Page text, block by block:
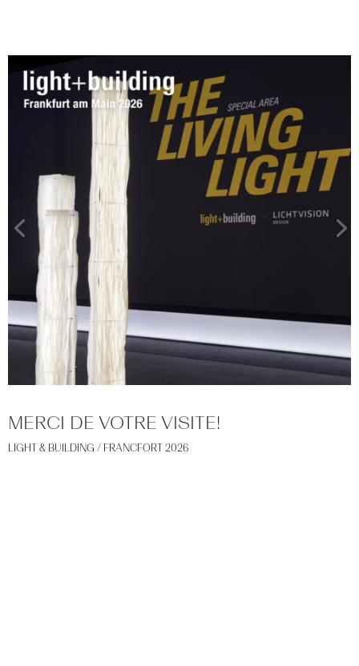
MERCI DE VOTRE VISITE!
LIGHT & BUILDING / FRANCFORT 2026